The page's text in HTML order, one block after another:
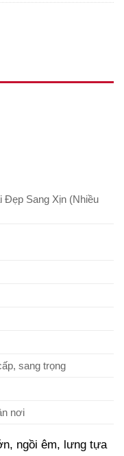
Đẹp Sang Xịn (Nhiều
sang trọng
nơi
ngồi êm, lưng tựa